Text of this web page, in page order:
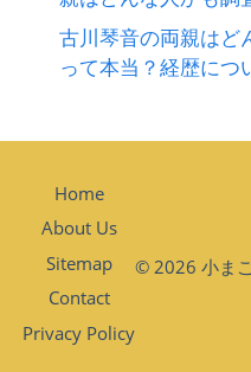
古川琴音の両親はど
って本当？経歴につ
Home
About Us
Sitemap
Contact
Privacy Policy
© 2026 小ま